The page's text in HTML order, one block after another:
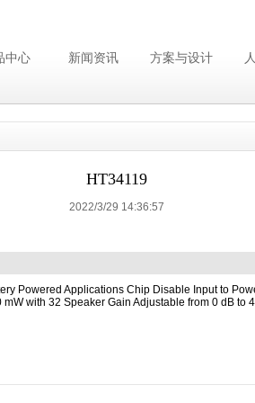
中心 新闻资讯 方案与设计
HT34119
2022/3/29 14:36:57
Powered Applications Chip Disable Input to
with 32 Speaker Gain Adjustable from 0 dB to